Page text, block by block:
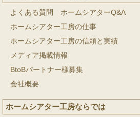
よくある質問 ホームシアターQ&A
ホームシアター工房の仕事
ホームシアター工房の信頼と実績
メディア掲載情報
BtoBパートナー様募集
会社概要
ホームシアター工房ならでは